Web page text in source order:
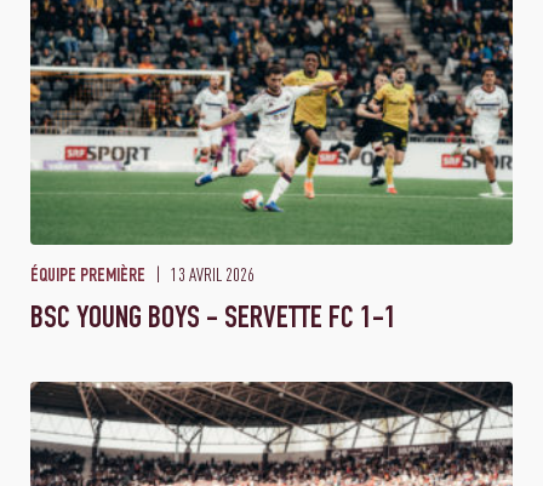
ÉQUIPE PREMIÈRE 13 AVRIL 2026
BSC YOUNG BOYS - SERVETTE FC 1-1